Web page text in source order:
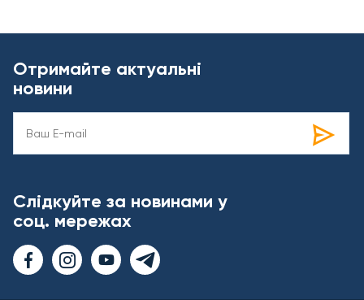
Отримайте актуальні
новини
Слідкуйте за новинами у
соц. мережах